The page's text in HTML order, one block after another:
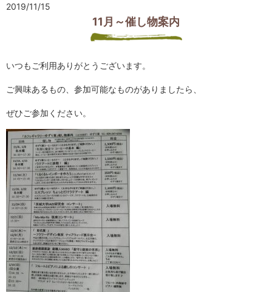
2019/11/15
11月～催し物案内
いつもご利用ありがとうございます。
ご興味あるもの、参加可能なものがありましたら、
ぜひご参加ください。